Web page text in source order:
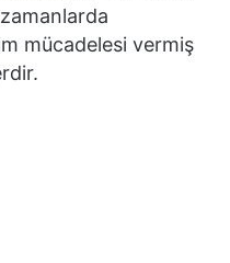
mücadelesi vermiş